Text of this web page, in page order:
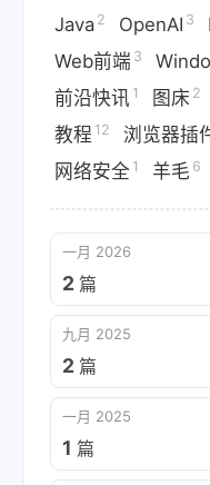
Java 2 OpenAI 3
Web前端 3
前沿快讯 1 图床 2
教程 12 浏览器插
网络安全 1 羊毛 6
一月 2026
2 篇
九月 2025
2 篇
一月 2025
1 篇